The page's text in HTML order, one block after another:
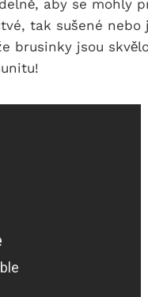
aby se mohly
tak sušené nebo
brusinky jsou